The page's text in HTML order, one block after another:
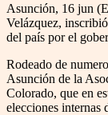
Asunción, 16 jun
Velázquez,
del país por el
Rodeado de
Asunción de la
Colorado, que en
elecciones internas